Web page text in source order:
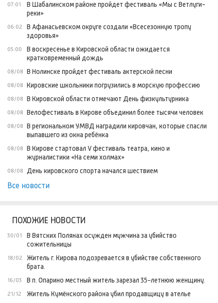
07:01
В Шабалинском районе пройдет фестиваль «Мы с Ветлуги-
реки»
06:02
В Афанасьевском округе создали «Всесезонную тропу
здоровья»
05:00
В воскресенье в Кировской области ожидается
кратковременный дождь
08/08 В Нолинске пройдет фестиваль актерской песни
08/08 Кировские школьники погрузились в морскую профессию
08/08 В Кировской области отмечают День физкультурника
08/08 Велофестиваль в Кирове объединил более тысячи человек
08/08 В региональном УМВД наградили кировчан, которые спасли
выпавшего из окна ребёнка
08/08 В Кирове стартовал V фестиваль театра, кино и
журналистики «На семи холмах»
08/08 День кировского спорта начался шествием
Все новости
ПОХОЖИЕ НОВОСТИ
30/01
В Вятских Полянах осужден мужчина за убийство
сожительницы
18/02
Житель г. Кирова подозревается в убийстве собственного
брата.
16/03 В п. Опарино местный житель зарезал 35-летнюю женщину.
21/12 Житель Кумёнского района убил продавщицу в ателье